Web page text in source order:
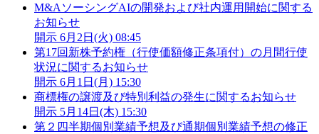
M&AソーシングAIの開発および社内運用開始に関する
お知らせ
開示 6月2日(火) 08:45
第17回新株予約権（行使価額修正条項付）の月間行使
状況に関するお知らせ
開示 6月1日(月) 15:30
商標権の譲渡及び特別利益の発生に関するお知らせ
開示 5月14日(木) 15:30
第２四半期個別業績予想及び通期個別業績予想の修正